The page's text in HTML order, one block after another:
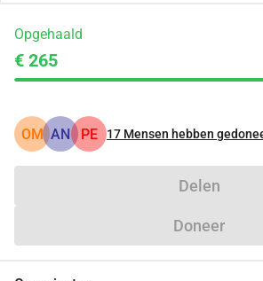
Opgehaald
€ 265
OM AN PE 17 Mensen hebben
Delen
Doneer